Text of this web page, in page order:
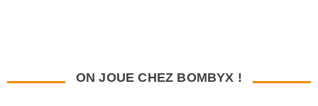
ON JOUE CHEZ BOMBYX !